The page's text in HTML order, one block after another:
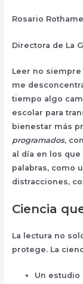
Rosario Rothamel
Directora de La
Leer no
me
tiempo algo
escolar para
bienestar más
programados,
al día en los
palabras, como
distracciones,
Ciencia
La lectura no
protege. La
Un estudio